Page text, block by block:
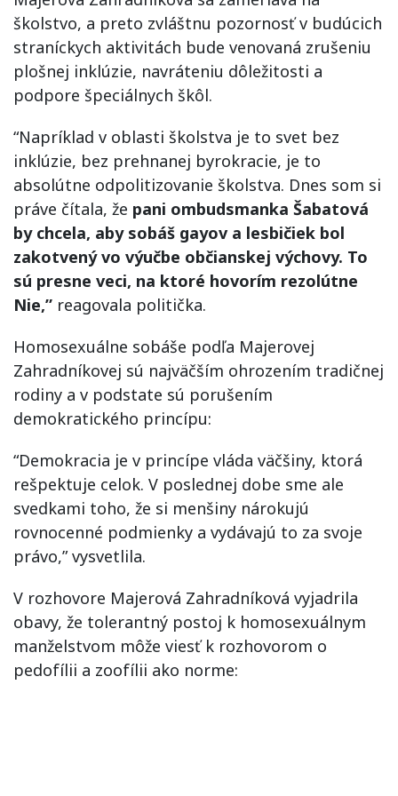
školstvo, a preto zvláštnu pozornosť v budúcich
straníckych aktivitách bude venovaná zrušeniu
plošnej inklúzie, navráteniu dôležitosti a
podpore špeciálnych škôl.
“Napríklad v oblasti školstva je to svet bez
inklúzie, bez prehnanej byrokracie, je to
absolútne odpolitizovanie školstva. Dnes som si
práve čítala, že pani ombudsmanka Šabatová
by chcela, aby sobáš gayov a lesbičiek bol
zakotvený vo výučbe občianskej výchovy. To
sú presne veci, na ktoré hovorím rezolútne
Nie,” reagovala politička.
Homosexuálne sobáše podľa Majerovej
Zahradníkovej sú najväčším ohrozením tradičnej
rodiny a v podstate sú porušením
demokratického princípu:
“Demokracia je v princípe vláda väčšiny, ktorá
rešpektuje celok. V poslednej dobe sme ale
svedkami toho, že si menšiny nárokujú
rovnocenné podmienky a vydávajú to za svoje
právo,”vysvetlila.
V rozhovore Majerová Zahradníková vyjadrila
obavy, že tolerantný postoj k homosexuálnym
manželstvom môže viesť k rozhovorom o
pedofílii a zoofílii ako norme: